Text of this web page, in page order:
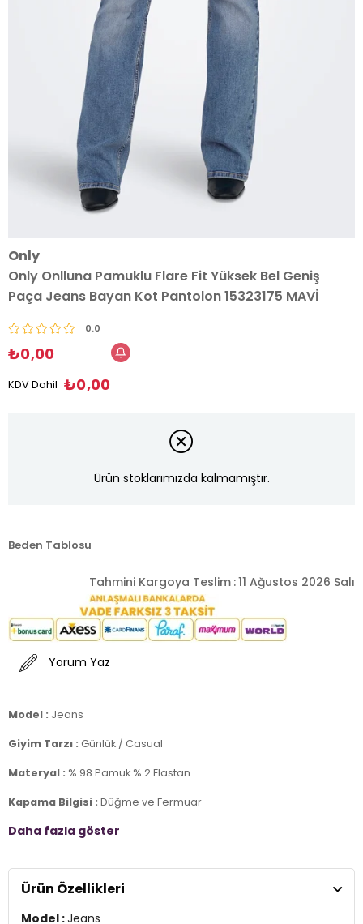
Only
Only Onlluna Pamuklu Flare Fit Yüksek Bel Geniş
Paça Jeans Bayan Kot Pantolon 15323175 MAVİ
0.0
₺0,00
KDV Dahil ₺0,00
Ürün stoklarımızda kalmamıştır.
Beden Tablosu
Tahmini Kargoya Teslim :11 Ağustos 2026 Salı
Yorum Yaz
Model : Jeans
Giyim Tarzı : Günlük / Casual
Materyal : % 98 Pamuk % 2 Elastan
Kapama Bilgisi : Düğme ve Fermuar
Cep Bilgisi :Cepli
Üretim Yeri :Pakistan
Daha fazla göster
Ürün Özellikleri
Model :Jeans